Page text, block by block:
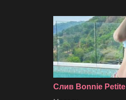
Слив Bonnie Petite